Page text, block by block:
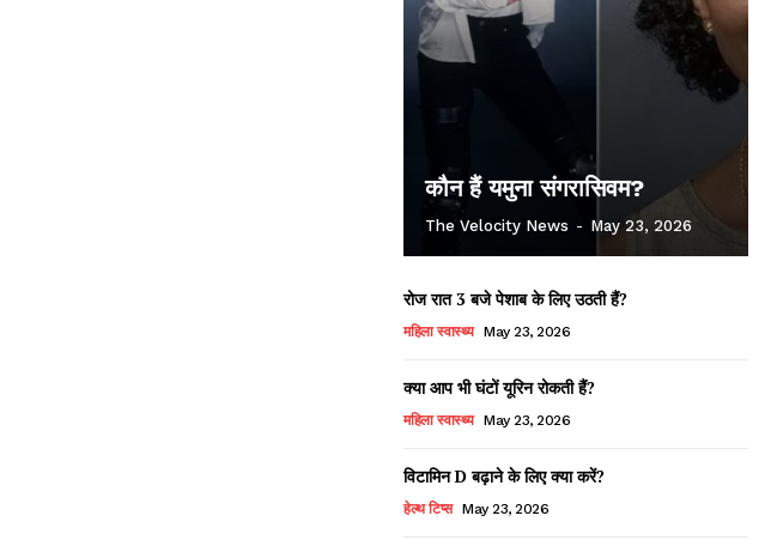
कौन हैं यमुना संगरासिवम?
The Velocity News - May 23, 2026
रोज रात 3 बजे पेशाब के लिए उठती हैं?
महिला स्वास्थ्य May 23, 2026
क्या आप भी घंटों यूरिन रोकती हैं?
महिला स्वास्थ्य May 23, 2026
विटामिन D बढ़ाने के लिए क्या करें?
हेल्थ टिप्स May 23, 2026